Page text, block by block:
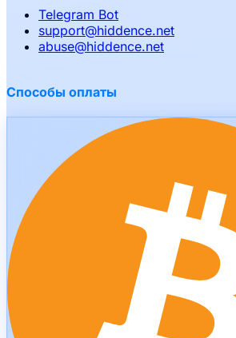
Telegram Bot
support@hiddence.net
abuse@hiddence.net
Способы оплаты